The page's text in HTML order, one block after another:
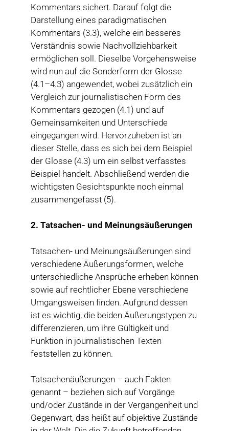
Kommentars sichert. Darauf folgt die
Darstellung eines paradigmatischen
Kommentars (3.3), welche ein besseres
Verständnis sowie Nachvollziehbarkeit
ermöglichen soll. Dieselbe Vorgehensweise
wird nun auf die Sonderform der Glosse
(4.1–4.3) angewendet, wobei zusätzlich ein
Vergleich zur journalistischen Form des
Kommentars gezogen (4.1) und auf
Gemeinsamkeiten und Unterschiede
eingegangen wird. Hervorzuheben ist an
dieser Stelle, dass es sich bei dem Beispiel
der Glosse (4.3) um ein selbst verfasstes
Beispiel handelt. Abschließend werden die
wichtigsten Gesichtspunkte noch einmal
zusammengefasst (5).
2. Tatsachen- und Meinungsäußerungen
Tatsachen- und Meinungsäußerungen sind
verschiedene Äußerungsformen, welche
unterschiedliche Ansprüche erheben können
sowie auf rechtlicher Ebene verschiedene
Umgangsweisen finden. Aufgrund dessen
ist es wichtig, die beiden Äußerungstypen zu
differenzieren, um ihre Gültigkeit und
Funktion in journalistischen Texten
feststellen zu können.
Tatsachenäußerungen – auch Fakten
genannt – beziehen sich auf Vorgänge
und/oder Zustände in der Vergangenheit und
Gegenwart, das heißt auf objektive Zustände